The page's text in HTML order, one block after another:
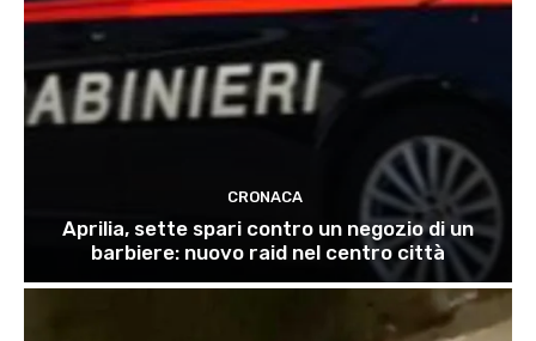
CRONACA
Aprilia, sette spari contro un negozio di un
barbiere: nuovo raid nel centro città